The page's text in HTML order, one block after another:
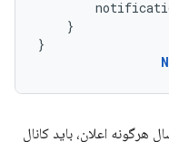
}
}
قبل از ارسال هرگونه اعلان، باید کانال